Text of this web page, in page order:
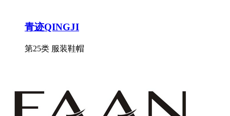
青迹QINGJI
第25类 服装鞋帽